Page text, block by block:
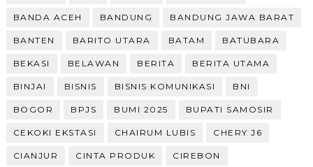
BANDA ACEH BANDUNG BANDUNG JAWA BARAT
BANTEN BARITO UTARA BATAM BATUBARA
BEKASI BELAWAN BERITA BERITA UTAMA
BINJAI BISNIS BISNIS KOMUNIKASI BNI
BOGOR BPJS BUMI 2025 BUPATI SAMOSIR
CEKOKI EKSTASI CHAIRUM LUBIS CHERY J6
CIANJUR CINTA PRODUK CIREBON